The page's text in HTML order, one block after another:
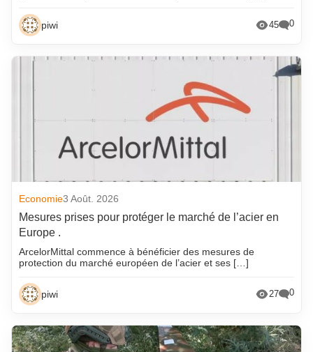
piwi 45 0
Economie3 Août. 2026
Mesures prises pour protéger le marché de l’acier en
Europe .
ArcelorMittal commence à bénéficier des mesures de
protection du marché européen de l’acier et ses […]
piwi 27 0